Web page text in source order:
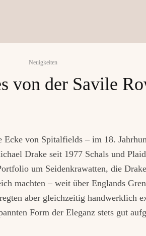
Neuigkeiten
von der Savile
Ecke von Spitalfields – im 18.
Drake seit 1977 Schals und
um Seidenkrawatten, die
machten – weit über Englands
aber gleichzeitig handwerklich
Form der Eleganz stets gut